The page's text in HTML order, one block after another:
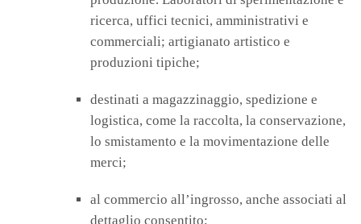
ricerca, uffici tecnici, amministrativi e
commerciali; artigianato artistico e
produzioni tipiche;
destinati a magazzinaggio, spedizione e
logistica, come la raccolta, la conservazione,
lo smistamento e la movimentazione delle
merci;
al commercio all’ingrosso, anche associati al
dettaglio consentito;